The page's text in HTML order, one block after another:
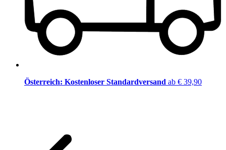
Österreich: Kostenloser Standardversand ab € 39,90